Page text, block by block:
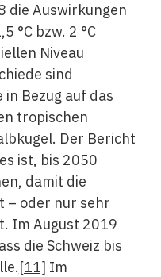
die Auswirkungen
°C bzw. 2 °C
Niveau
sind
Bezug auf das
tropischen
Der Bericht
ist, bis 2050
damit die
– oder nur sehr
Im August 2019
die Schweiz bis
[11] Im